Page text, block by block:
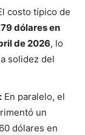
costo típico de
dólares en
de 2026, lo
solidez del
En paralelo, el
un
dólares en